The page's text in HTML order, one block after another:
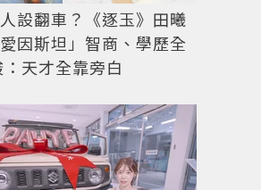
設翻車？《逐玉》田曦
因斯坦」智商、學歷全
天才全靠旁白